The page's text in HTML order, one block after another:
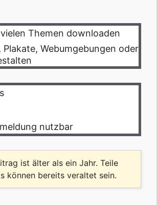
Themen downloaden
Plakate, Webumgebungen oder
nutzbar
ist älter als ein Jahr. Teile
können bereits veraltet sein.